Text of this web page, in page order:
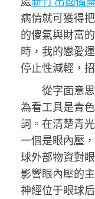
病情就可獲得
的傻氣與財富
時，我的戀愛
停止性減輕，
從字面意
為看工具是青
詞。在清楚青
一個是眼內壓
球外部物資對
影響眼內壓的
神經位于眼球